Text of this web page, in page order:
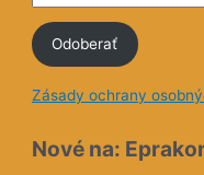
m
i
l
Odoberať
Zásady ochrany
Nové na: